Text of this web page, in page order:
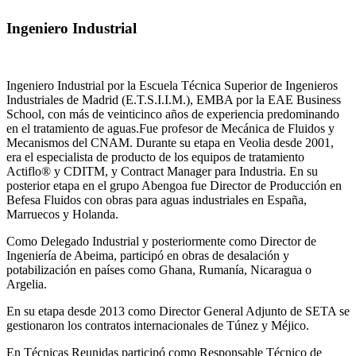
Ingeniero Industrial
Ingeniero Industrial por la Escuela Técnica Superior de Ingenieros
Industriales de Madrid (E.T.S.I.I.M.), EMBA por la EAE Business
School, con más de veinticinco años de experiencia predominando
en el tratamiento de aguas.Fue profesor de Mecánica de Fluidos y
Mecanismos del CNAM. Durante su etapa en Veolia desde 2001,
era el especialista de producto de los equipos de tratamiento
Actiflo® y CDITM, y Contract Manager para Industria. En su
posterior etapa en el grupo Abengoa fue Director de Producción en
Befesa Fluidos con obras para aguas industriales en España,
Marruecos y Holanda.
Como Delegado Industrial y posteriormente como Director de
Ingeniería de Abeima, participó en obras de desalación y
potabilización en países como Ghana, Rumanía, Nicaragua o
Argelia.
En su etapa desde 2013 como Director General Adjunto de SETA se
gestionaron los contratos internacionales de Túnez y Méjico.
En Técnicas Reunidas participó como Responsable Técnico de